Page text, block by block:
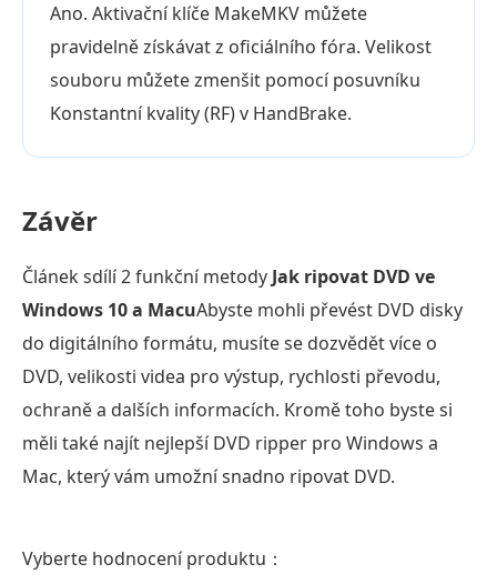
Ano. Aktivační klíče MakeMKV můžete
pravidelně získávat z oficiálního fóra. Velikost
souboru můžete zmenšit pomocí posuvníku
Konstantní kvality (RF) v HandBrake.
Závěr
Článek sdílí 2 funkční metody Jak ripovat DVD ve
Windows 10 a MacuAbyste mohli převést DVD disky
do digitálního formátu, musíte se dozvědět více o
DVD, velikosti videa pro výstup, rychlosti převodu,
ochraně a dalších informacích. Kromě toho byste si
měli také najít nejlepší DVD ripper pro Windows a
Mac, který vám umožní snadno ripovat DVD.
Vyberte hodnocení produktu：